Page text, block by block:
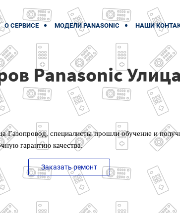
О СЕРВИСЕ МОДЕЛИ PANASONIC НАШИ
Panasonic
Газопровод, специалисты прошли обучение и
гарантию качества.
Заказать ремонт